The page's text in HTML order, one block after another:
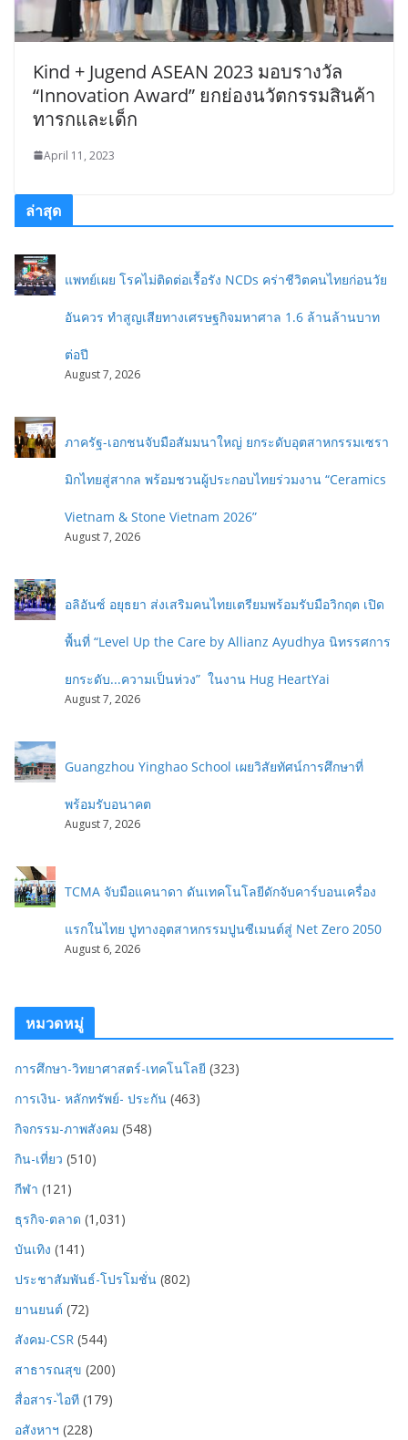
Kind + Jugend ASEAN 2023 มอบรางวัล
“Innovation Award” ยกย่องนวัตกรรมสินค้า
ทารกและเด็ก
April 11, 2023
ล่าสุด
แพทย์เผย โรคไม่ติดต่อเรื้อรัง NCDs คร่าชีวิตคนไทยก่อนวัย
อันควร ทำสูญเสียทางเศรษฐกิจมหาศาล 1.6 ล้านล้านบาท
ต่อปี
August 7, 2026
ภาครัฐ-เอกชนจับมือสัมมนาใหญ่ ยกระดับอุตสาหกรรมเซรา
มิกไทยสู่สากล พร้อมชวนผู้ประกอบไทยร่วมงาน “Ceramics
Vietnam & Stone Vietnam 2026”
August 7, 2026
อลิอันซ์ อยุธยา ส่งเสริมคนไทยเตรียมพร้อมรับมือวิกฤต เปิด
พื้นที่ “Level Up the Care by Allianz Ayudhya นิทรรศการ
ยกระดับ...ความเป็นห่วง” ในงาน Hug HeartYai
August 7, 2026
Guangzhou Yinghao School เผยวิสัยทัศน์การศึกษาที่
พร้อมรับอนาคต
August 7, 2026
TCMA จับมือแคนาดา ดันเทคโนโลยีดักจับคาร์บอนเครื่อง
แรกในไทย ปูทางอุตสาหกรรมปูนซีเมนต์สู่ Net Zero 2050
August 6, 2026
หมวดหมู่
การศึกษา-วิทยาศาสตร์-เทคโนโลยี (323)
การเงิน- หลักทรัพย์- ประกัน (463)
กิจกรรม-ภาพสังคม (548)
กิน-เที่ยว (510)
กีฬา (121)
ธุรกิจ-ตลาด (1,031)
บันเทิง (141)
ประชาสัมพันธ์-โปรโมชั่น (802)
ยานยนต์ (72)
สังคม-CSR (544)
สาธารณสุข (200)
สื่อสาร-ไอที (179)
อสังหาฯ (228)